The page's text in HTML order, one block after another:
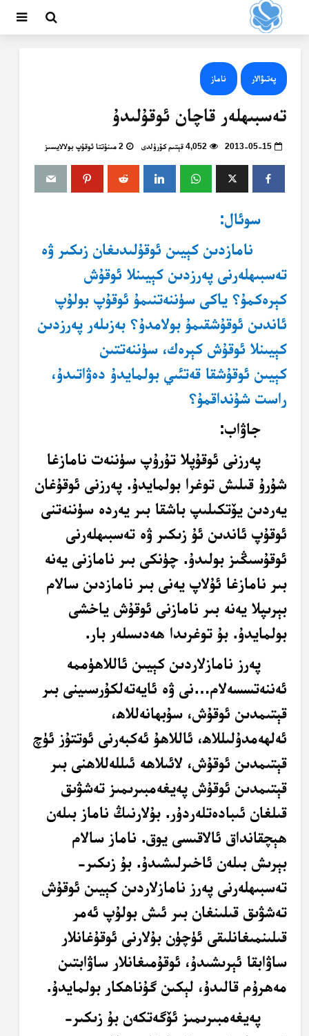
پەتىۋالار ناماز
تەسبىھلەر قاچان ئوقۇلىدۇ
2013-05-15 4,052 قېتىم كۆرۈلدى 2 مىنۇتتا ئوقۇپ بولالايسىز
سوئال:
نامازدىن كېيىن ئوقۇلىدىغان زىكىر ۋە
تەسبىھلەرنى پەرزدىن كېيىنلا ئوقۇش
كېرەكمۇ؟ ياكى سۈننەتنىمۇ ئوقۇپ بولۇپ
ئاندىن ئوقۇشقىمۇ بولامدۇ؟ بەزىلەر پەرزدىن
كېيىنلا ئوقۇش كېرەك، سۈننەتتىن
كېيىن ئوقۇشقا قەتئىي بولمايدۇ دەۋاتىدۇ،
راست شۇنداقمۇ؟
جاۋاب:
پەرزنى ئوقۇپلا تۇرۇپ سۈننەت نامازغا
شۇرۇ قىلىش توغرا بولمايدۇ. پەرزنى ئوقۇغان
يەردىن يۆتكىلىپ باشقا بىر يەردە سۈننەتنى
ئوقۇپ ئاندىن ئۇ زىكىر ۋە تەسبىھلەرنى
ئوقۇسىڭىز بولىدۇ. چۈنكى بىر نامازنى يەنە
بىر نامازغا ئۇلاپ يەنى بىر نامازدىن سالام
بېرىپلا يەنە بىر نامازنى ئوقۇش ياخشى
بولمايدۇ. بۇ توغرىدا ھەدىسلەر بار.
پەرز نامازلاردىن كېيىن ئاللاھۈممە
ئەننەتسسەلام…نى ۋە ئايەتەلكۇرسىينى بىر
قېتىمدىن ئوقۇش، سۇبھانەللاھ،
ئەلھەمدۇلىللاھ، ئاللاھۇ ئەكبەرنى ئوتتۇز ئۈچ
قېتىمدىن ئوقۇش، لائىلاھە ئىللەللاھنى بىر
قېتىمدىن ئوقۇش پەيغەمبىرىمىز تەشۋىق
قىلغان ئىبادەتلەردۇر. بۇلارنىڭ ناماز بىلەن
ھېچقانداق ئالاقىسى يوق. ناماز سالام
بېرىش بىلەن ئاخىرلىشىدۇ. بۇ زىكىر-
تەسبىھلەرنى پەرز نامازلاردىن كېيىن ئوقۇش
تەشۋىق قىلىنغان بىر ئىش بولۇپ ئەمر
قىلىنمىغانلىقى ئۈچۈن بۇلارنى ئوقۇغانلار
ساۋابقا ئېرىشىدۇ، ئوقۇمىغانلار ساۋابتىن
مەھرۇم قالىدۇ، لېكىن گۇناھكار بولمايدۇ.
پەيغەمبىرىمىز ئۆگەتكەن بۇ زىكىر-